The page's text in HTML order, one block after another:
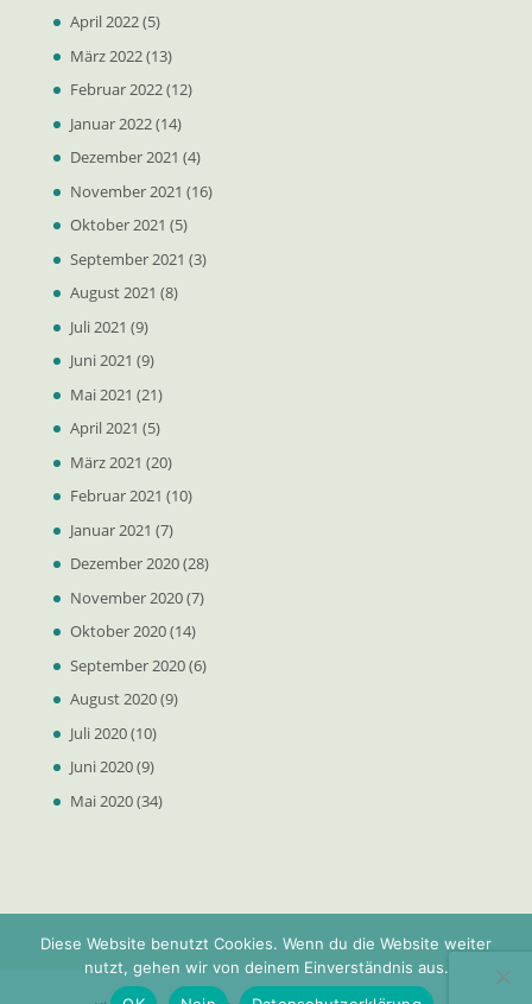
April 2022(5)
März 2022(13)
Februar 2022(12)
Januar 2022(14)
Dezember 2021 (4)
November 2021 (16)
Oktober 2021 (5)
September 2021 (3)
August 2021 (8)
Juli 2021 (9)
Juni 2021 (9)
Mai 2021 (21)
April 2021 (5)
März 2021 (20)
Februar 2021 (10)
Januar 2021 (7)
Dezember 2020(28)
November 2020(7)
Oktober 2020(14)
September 2020(6)
August 2020(9)
Juli 2020(10)
Juni 2020(9)
Mai 2020(34)
Diese Website benutzt Cookies. Wenn du die Website weiter
nutzt, gehen wir von deinem Einverständnis aus.